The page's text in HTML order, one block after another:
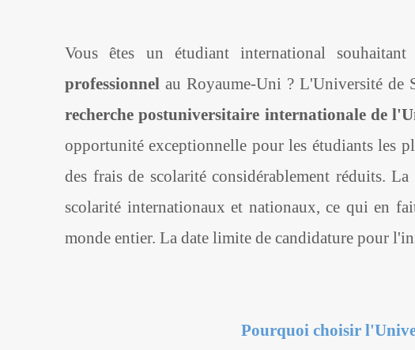
Vous êtes un étudiant international
professionnel au Royaume-Uni ? L'Université de
recherche postuniversitaire internationale de
opportunité exceptionnelle pour les étudiants les
des frais de scolarité considérablement réduits.
scolarité internationaux et nationaux, ce qui en
monde entier. La date limite de candidature pour
Pourquoi choisir